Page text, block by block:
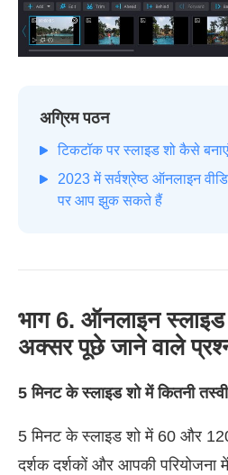
अग्रिम पठन
टिकटॉक पर स्लाइड शो कैसे
2023 में सर्वश्रेष्ठ ऑनलाइन
पर आप झुक सकते हैं
भाग 6. ऑनलाइन स्लाइड
अक्सर पूछे जाने वाले
5 मिनट के स्लाइड शो में कितनी
5 मिनट के स्लाइड शो में 60 और
दर्शक दर्शकों और आपकी परियोजना